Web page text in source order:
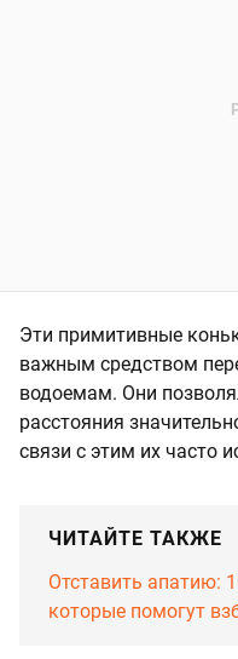
Эти примитивные
важным средством
водоемам. Они
расстояния
связи с этим их часто
ЧИТАЙТЕ ТАКЖЕ
Отставить апатию:
которые помогут